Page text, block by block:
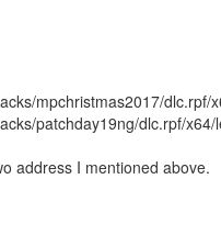
mpchristmas2017/
patchday19ng/dlc.rpf/
address I mentioned above.